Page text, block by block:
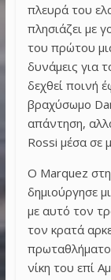
πλευρά του
πλησιάζει με
του πρώτου
δυνάμεις για
δεχθεί ποινή
βραχύσωμο
απάντηση,
Rossi μέσα σε
Ο Marquez
δημιούργησε
με αυτό τον
τον κρατά
νίκη του επί